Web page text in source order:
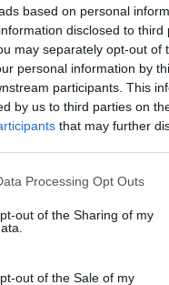
based on personal
disclosed to third
may separately opt-out of
personal information by
participants. This
by us to third parties on
that may further
this website/app uses one
visit or usage behaviour.
to Google and its
below specified purposes
Processing Opt Outs
out of the Sharing of my
out of the Sale of my